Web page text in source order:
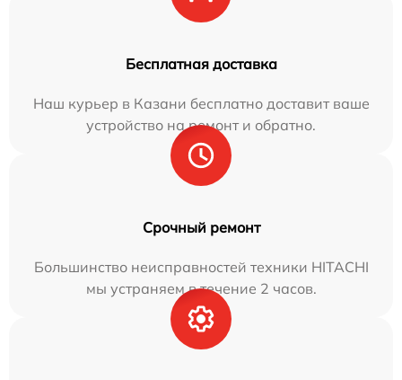
Бесплатная доставка
Наш курьер в Казани бесплатно доставит ваше
устройство на ремонт и обратно.
Срочный ремонт
Большинство неисправностей техники HITACHI
мы устраняем в течение 2 часов.